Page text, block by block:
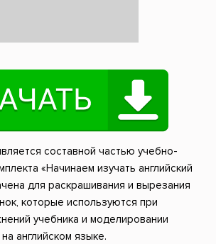
составной частью учебно-
«Начинаем изучать английский
для раскрашивания и вырезания
которые используются при
учебника и моделировании
английском языке.